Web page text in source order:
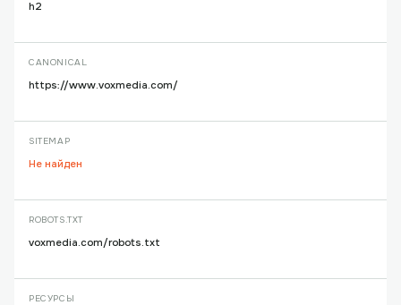
h2
CANONICAL
https://www.voxmedia.com/
SITEMAP
Не найден
ROBOTS.TXT
voxmedia.com/robots.txt
РЕСУРСЫ